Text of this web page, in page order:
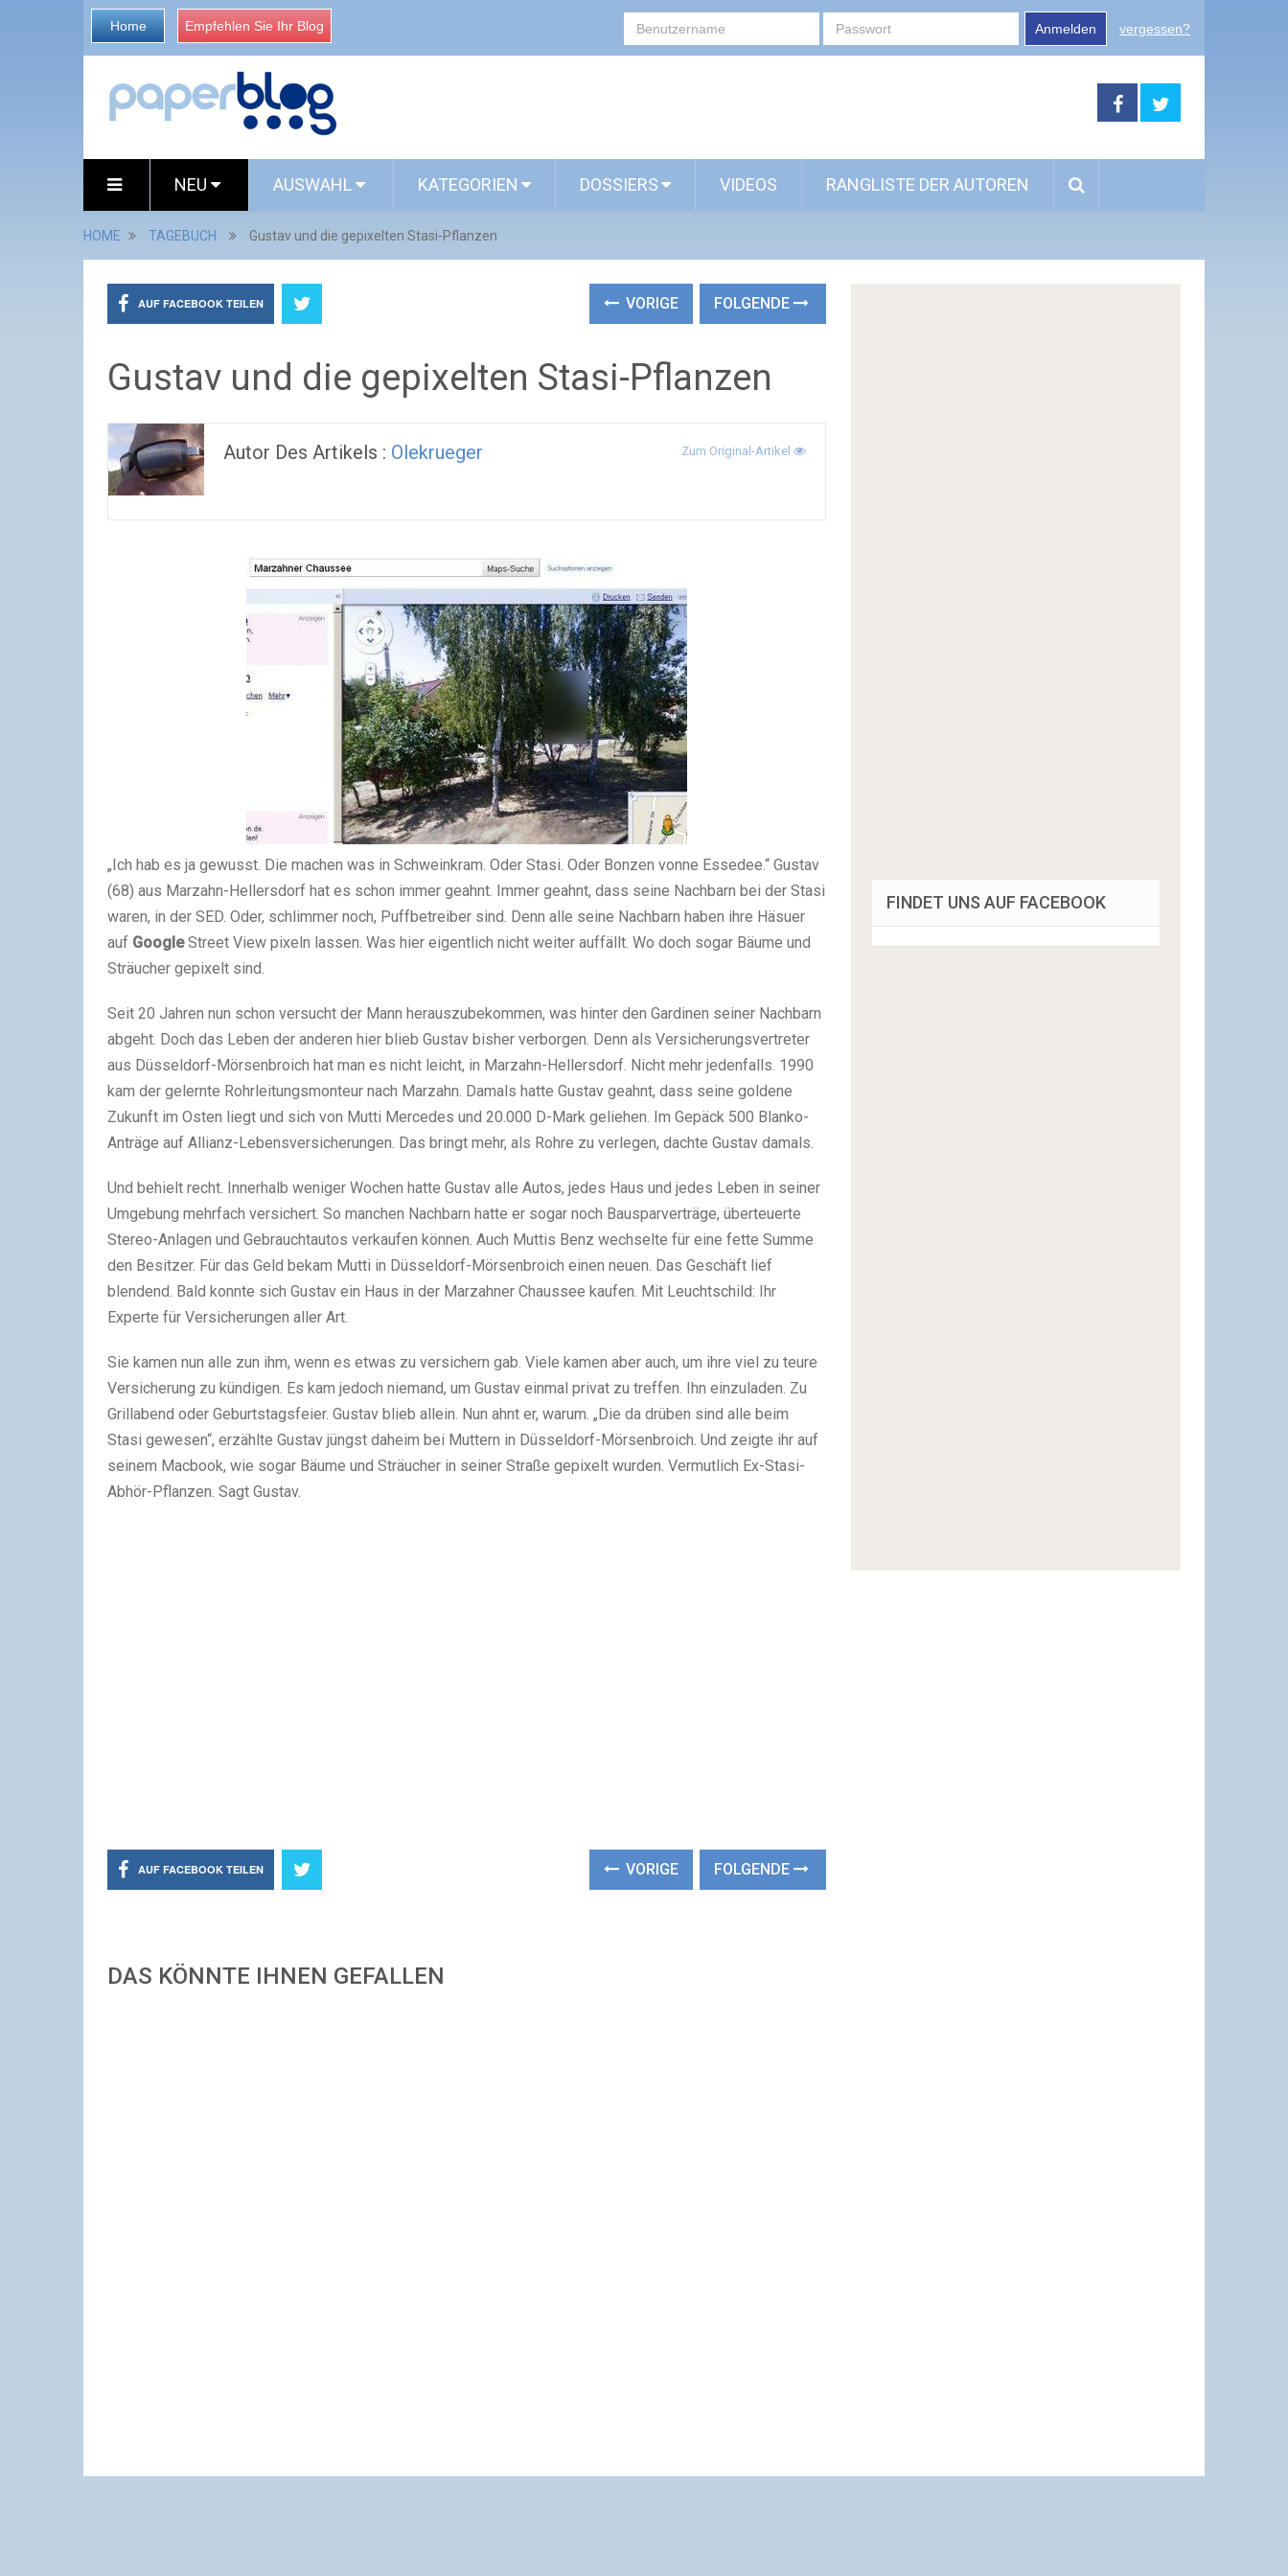
Home Empfehlen Sie Ihr Blog Anmelden vergessen?
NEU AUSWAHL KATEGORIEN DOSSIERS VIDEOS RANGLISTE DER AUTOREN
HOME TAGEBUCH Gustav und die gepixelten Stasi-Pflanzen
AUF FACEBOOK TEILEN VORIGE FOLGENDE
Gustav und die gepixelten Stasi-Pflanzen
Autor Des Artikels : Olekrueger Zum Original-Artikel
„Ich hab es ja gewusst. Die machen was in Schweinkram. Oder Stasi. Oder Bonzen vonne Essedee.“ Gustav
(68) aus Marzahn-Hellersdorf hat es schon immer geahnt. Immer geahnt, dass seine Nachbarn bei der Stasi
waren, in der SED. Oder, schlimmer noch, Puffbetreiber sind. Denn alle seine Nachbarn haben ihre Häsuer
auf GoogleStreet View pixeln lassen. Was hier eigentlich nicht weiter auffällt. Wo doch sogar Bäume und
Sträucher gepixelt sind.
Seit 20 Jahren nun schon versucht der Mann herauszubekommen, was hinter den Gardinen seiner Nachbarn
abgeht. Doch das Leben der anderen hier blieb Gustav bisher verborgen. Denn als Versicherungsvertreter
aus Düsseldorf-Mörsenbroich hat man es nicht leicht, in Marzahn-Hellersdorf. Nicht mehr jedenfalls. 1990
kam der gelernte Rohrleitungsmonteur nach Marzahn. Damals hatte Gustav geahnt, dass seine goldene
Zukunft im Osten liegt und sich von Mutti Mercedes und 20.000 D-Mark geliehen. Im Gepäck 500 Blanko-
Anträge auf Allianz-Lebensversicherungen. Das bringt mehr, als Rohre zu verlegen, dachte Gustav damals.
Und behielt recht. Innerhalb weniger Wochen hatte Gustav alle Autos, jedes Haus und jedes Leben in seiner
Umgebung mehrfach versichert. So manchen Nachbarn hatte er sogar noch Bausparverträge, überteuerte
Stereo-Anlagen und Gebrauchtautos verkaufen können. Auch Muttis Benz wechselte für eine fette Summe
den Besitzer. Für das Geld bekam Mutti in Düsseldorf-Mörsenbroich einen neuen. Das Geschäft lief
blendend. Bald konnte sich Gustav ein Haus in der Marzahner Chaussee kaufen. Mit Leuchtschild: Ihr
Experte für Versicherungen aller Art.
Sie kamen nun alle zun ihm, wenn es etwas zu versichern gab. Viele kamen aber auch, um ihre viel zu teure
Versicherung zu kündigen. Es kam jedoch niemand, um Gustav einmal privat zu treffen. Ihn einzuladen. Zu
Grillabend oder Geburtstagsfeier. Gustav blieb allein. Nun ahnt er, warum. „Die da drüben sind alle beim
Stasi gewesen“, erzählte Gustav jüngst daheim bei Muttern in Düsseldorf-Mörsenbroich. Und zeigte ihr auf
seinem Macbook, wie sogar Bäume und Sträucher in seiner Straße gepixelt wurden. Vermutlich Ex-Stasi-
Abhör-Pflanzen. Sagt Gustav.
AUF FACEBOOK TEILEN VORIGE FOLGENDE
DAS KÖNNTE IHNEN GEFALLEN
FINDET UNS AUF FACEBOOK